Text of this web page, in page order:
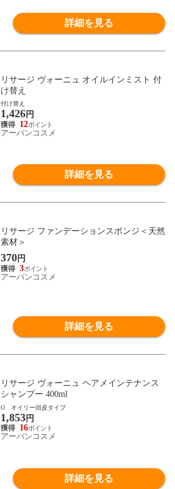
詳細を見る
リサージ ヴォーニュ オイルインミスト 付
け替え
付け替え
1,426円
12
アーバンコスメ
詳細を見る
リサージ ファンデーションスポンジ＜天然
素材＞
370円
3
アーバンコスメ
詳細を見る
リサージ ヴォーニュ ヘアメインテナンス
シャンプー 400ml
O オイリー頭皮タイプ
1,853円
16
アーバンコスメ
詳細を見る